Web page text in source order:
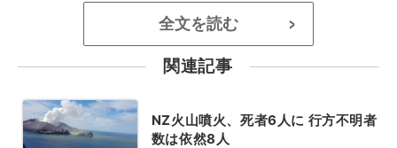
全文を読む >
関連記事
NZ火山噴火、死者6人に 行方不明者
数は依然8人